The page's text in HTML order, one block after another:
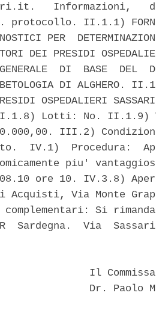
Informazioni,
II.1.1)
PER
DEI PRESIDI
GENERALE  DI  BASE
DI
OSPEDALIERI
II.1.8) Lotti: No.
III.2)
IV.1)  Procedura:
piu'
ore 10. IV.3.8)
Acquisti, Via Monte
complementari: Si
Sardegna.  Via
Il
Dr. Paolo